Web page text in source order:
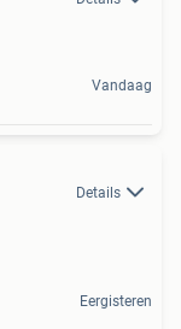
Vandaag
Details
Eergisteren